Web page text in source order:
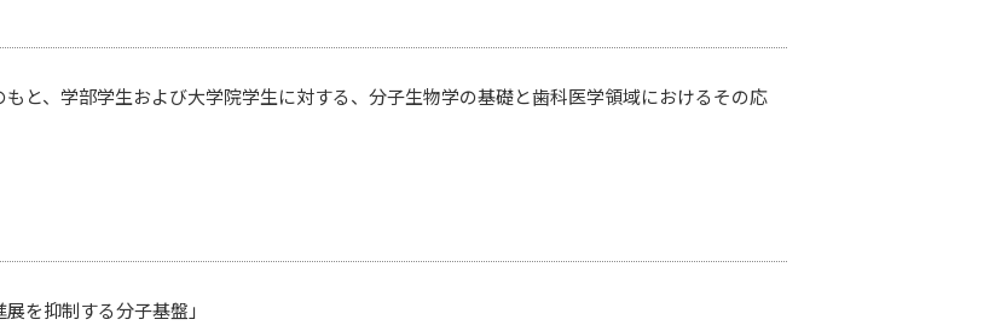
と、学部学生および大学院学生に対する、分子生物学の基礎と歯科医学領域におけるその応
展を抑制する分子基盤」